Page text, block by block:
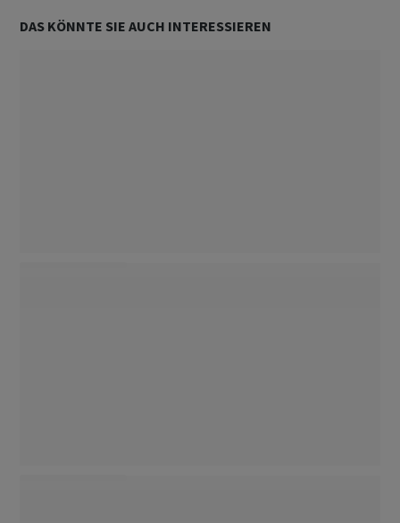
DAS KÖNNTE SIE AUCH INTERESSIEREN